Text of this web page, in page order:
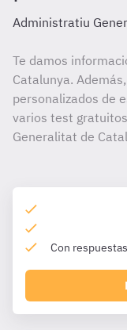
Administratiu
Te damos
Catalunya.
personalizados de
varios test
Generalitat de
Con